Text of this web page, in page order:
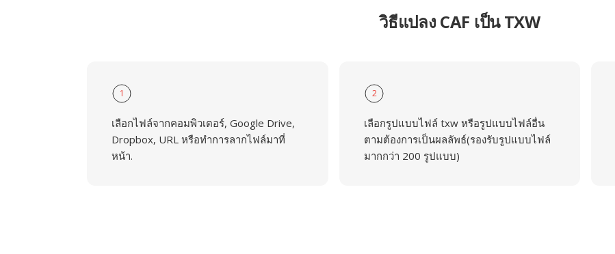
วิธีแปลง CAF เป็น TXW
1
เลือกไฟล์จากคอมพิวเตอร์, Google Drive,
Dropbox, URL หรือทำการลากไฟล์มาที่
หน้า.
2
เลือกรูปแบบไฟล์ txw หรือรูปแบบไฟล์อื่น
ตามต้องการเป็นผลลัพธ์(รองรับรูปแบบไฟล์
มากกว่า 200 รูปแบบ)